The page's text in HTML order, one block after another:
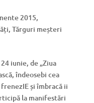
2015,
, Tărguri meșteri
iunie, de „Ziua
îndeosebi cea
și îmbracă ii
la manifestări